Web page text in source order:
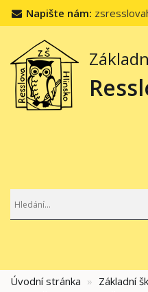
Napište nám:
Úvodní stránka Základní